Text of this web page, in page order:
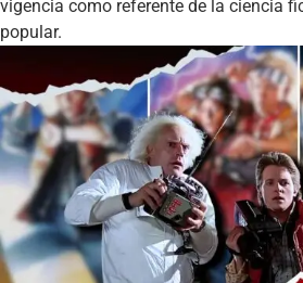
vigencia como referente de la ciencia
popular.